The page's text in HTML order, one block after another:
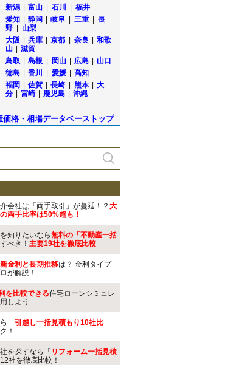
新潟 富山 石川 福井
愛知 静岡 岐阜 三重
長
野
山梨
大阪 兵庫 京都 奈良
和歌
山
滋賀
鳥取 島根 岡山 広島 山口
徳島 香川 愛媛 高知
福岡 佐賀 長崎 熊本
大
分
宮崎 鹿児島 沖縄
価格・相場データベーストップ
会社は「両手取引」が蔓延！？ 大
両手比率は50%超も！
知りたいなら無料の「不動産一括
べき！ 主要19社を徹底比較
金利と長期推移は？ 金利タイプ
が解説！
を比較できる住宅ローンシミュレ
しよう
「 引越し一括見積もり10社比
！
を探すなら「 リフォーム一括見積
12社を徹底比較！